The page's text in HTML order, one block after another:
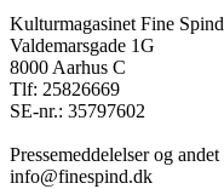
Kulturmagasinet Fine Spind
Valdemarsgade 1G
8000 Aarhus C
Tlf: 25826669
SE-nr.: 35797602
Pressemeddelelser og
info@finespind.dk